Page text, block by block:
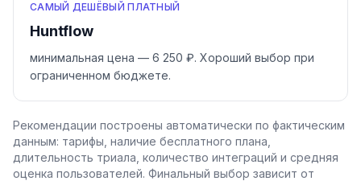
САМЫЙ ДЕШЁВЫЙ ПЛАТНЫЙ
Huntflow
минимальная цена — 6 250 ₽. Хороший выбор при
ограниченном бюджете.
Рекомендации построены автоматически по фактическим
данным: тарифы, наличие бесплатного плана,
длительность триала, количество интеграций и средняя
оценка пользователей. Финальный выбор зависит от